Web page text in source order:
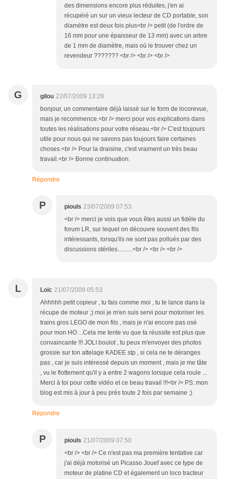
des dimensions encore plus réduites, j'en ai
récupéré un sur un vieux lecteur de CD portable, son
diamètre est deux fois plus<br /> petit (de l'ordre de
16 mm pour une épaisseur de 13 mm) avec un arbre
de 1 mm de diamètre, mais où le trouver chez un
revendeur ??????? <br /> <br /> <br />
G gilou 22/07/2009 13:28
bonjour, un commentaire déjà laissé sur le form de locorevue,
mais je recommence.<br /> merci pour vos explications dans
toutes les réalisations pour votre réseau.<br /> C'est toujours
utile pour nous qui ne savons pas toujours faire certaines
choses.<br /> Pour la draisine, c'est vraiment un très beau
travail.<br /> Bonne continuation.
Répondre
P piouls 23/07/2009 07:53
<br /> merci je vois que vous êtes aussi un fidéle du
forum LR, sur lequel on découvre souvent des fils
intéressants, lorsqu'ils ne sont pas pollués par des
discussions stériles..........<br /> <br /> <br />
L Loïc 21/07/2009 05:53
Ahhhhh petit copieur , tu fais comme moi , tu te lance dans la
récupe de moteur ;) moi je m'en suis servi pour motoriser les
trains gros LEGO de mon fils , mais je n'ai encore pas osé
pour mon HO ...Cela me tente vu que ta réussite est plus que
convaincante !!! JOLI boulot , tu peux m'envoyer des photos
grossie sur ton attelage KADEE stp , si cela ne te déranges
pas , car je suis intéressé depuis un moment , mais je me tâte
, vu le flottement qu'il y a entre 2 wagons lorsque cela roule ...
Merci à toi pour cette vidéo et ce beau travail !!!<br /> PS: mon
blog est mis à jour à peu près toute 2 fois par semaine ;)
Répondre
P piouls 21/07/2009 07:50
<br /> <br /> Ce n'est pas ma première tentative car
j'ai déjà motorisé un Picasso Jouef avec ce type de
moteur de platine CD et également un loco tracteur